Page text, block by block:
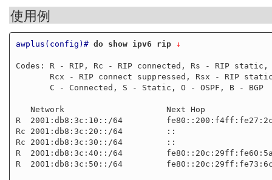
使用例
awplus(config)# do show ipv6 rip ↓
Codes: R - RIP, Rc - RIP connected, Rs - RIP static,
R  2001:db8:3c:10::/64
Rc 2001:db8:3c:20::/64         ::
Rc 2001:db8:3c:30::/64         ::
R  2001:db8:3c:40::/64
R  2001:db8:3c:50::/64